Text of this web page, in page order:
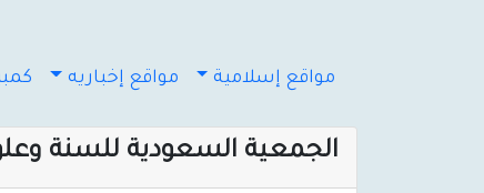
مواقع إسلامية مواقع إخباريه
الجمعية السعودية للسنة